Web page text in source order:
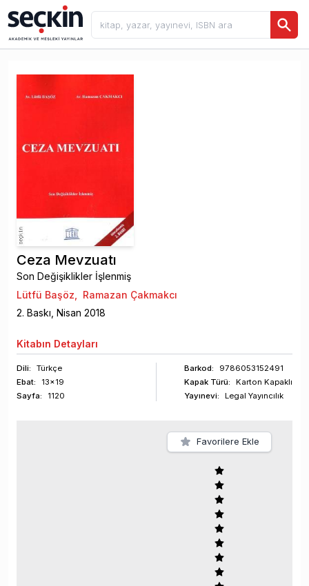
Ceza Mevzuatı
Son Değişiklikler İşlenmiş
Lütfü Başöz, Ramazan Çakmakcı
2. Baskı, Nisan 2018
Kitabın Detayları
Dili:
Türkçe
Ebat:
13x19
Sayfa: 1120
Barkod:
9786053152491
Kapak Türü:
Karton Kapaklı
Yayınevi:
Legal Yayıncılık
Favorilere Ekle